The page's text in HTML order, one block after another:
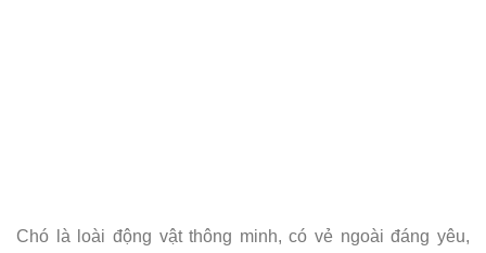
Chó là loài động vật thông minh, có vẻ ngoài đáng yêu,